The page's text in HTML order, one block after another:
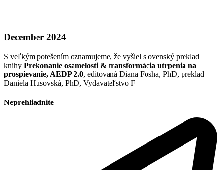
December 2024
S veľkým potešením oznamujeme, že vyšiel slovenský preklad
knihy Prekonanie osamelosti & transformácia utrpenia na
prospievanie, AEDP 2.0, editovaná Diana Fosha, PhD, preklad
Daniela Husovská, PhD, Vydavateľstvo F
Neprehliadnite